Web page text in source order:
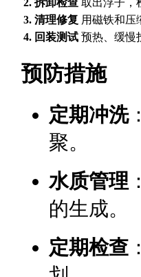
2. 拆卸检查 取出浮子，
3. 清理修复 用磁铁和压
4. 回装测试 预热、缓慢
预防措施
定期冲洗
聚。
水质管理
的生成。
定期检查